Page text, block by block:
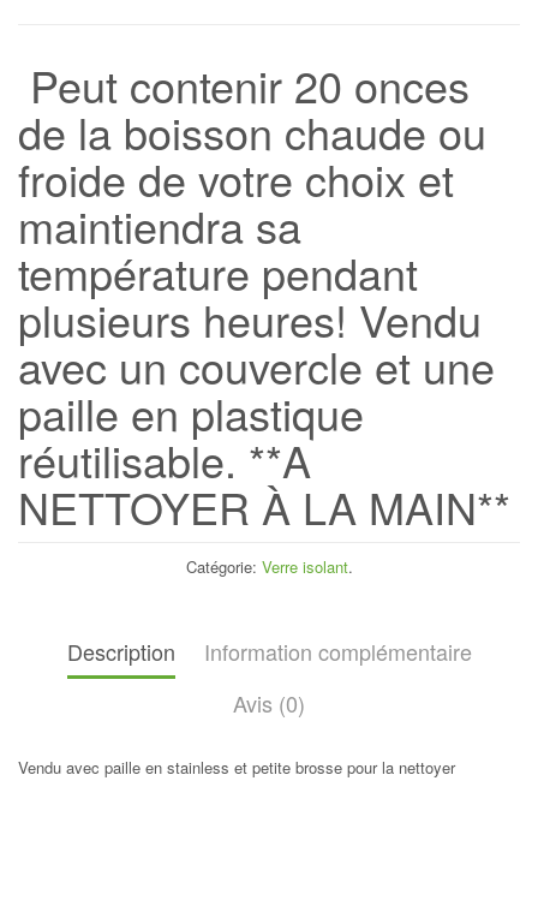
Peut contenir 20 onces
de la boisson chaude ou
froide de votre choix et
maintiendra sa
température pendant
plusieurs heures! Vendu
avec un couvercle et une
paille en plastique
réutilisable. **A
NETTOYER À LA MAIN**
Catégorie: Verre isolant.
Description
Information complémentaire
Avis (0)
Vendu avec paille en stainless et petite brosse pour la nettoyer